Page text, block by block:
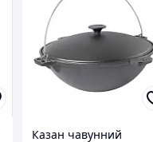
Казан чавунний